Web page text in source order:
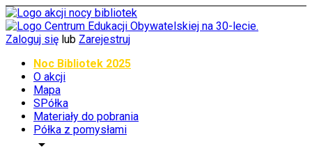
Zaloguj się lub Zarejestruj
Noc Bibliotek 2025
O akcji
Mapa
SPółka
Materiały do pobrania
Półka z pomysłami
arrow_drop_down